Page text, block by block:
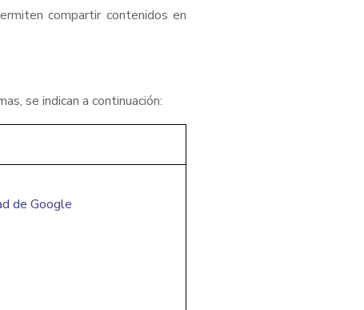
compartir contenidos en
se indican a continuación:
de Google